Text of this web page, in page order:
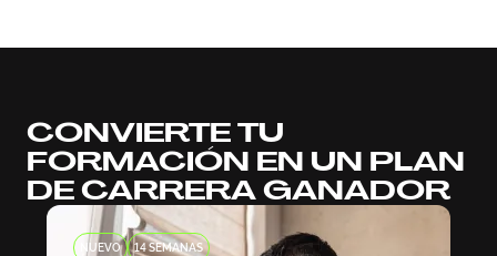
CONVIERTE TU
FORMACIÓN EN UN PLAN
DE CARRERA GANADOR
NUEVO 14 SEMANAS